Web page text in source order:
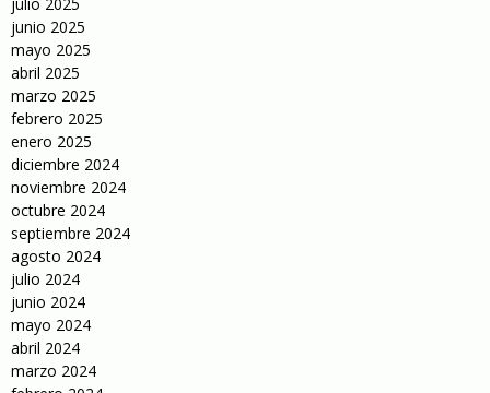
junio 2025
mayo 2025
abril 2025
marzo 2025
febrero 2025
enero 2025
diciembre 2024
noviembre 2024
octubre 2024
septiembre 2024
agosto 2024
julio 2024
junio 2024
mayo 2024
abril 2024
marzo 2024